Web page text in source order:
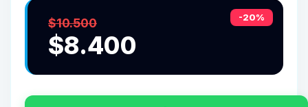
-20%
$10.500
$8.400